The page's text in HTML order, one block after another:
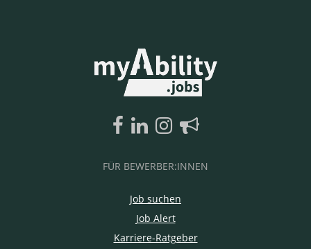
FÜR BEWERBER:INNEN
Job suchen
Job Alert
Karriere-Ratgeber